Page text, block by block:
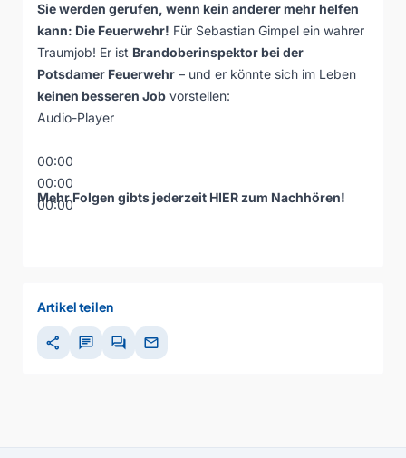
Sie werden gerufen, wenn kein anderer mehr helfen
kann: Die Feuerwehr! Für Sebastian Gimpel ein wahrer
Traumjob! Er ist Brandoberinspektor bei der
Potsdamer Feuerwehr – und er könnte sich im Leben
keinen besseren Job vorstellen:
Audio-Player
00:00
00:00
00:00
Mehr Folgen gibts jederzeit HIER zum Nachhören!
Artikel teilen
share chat forum mail